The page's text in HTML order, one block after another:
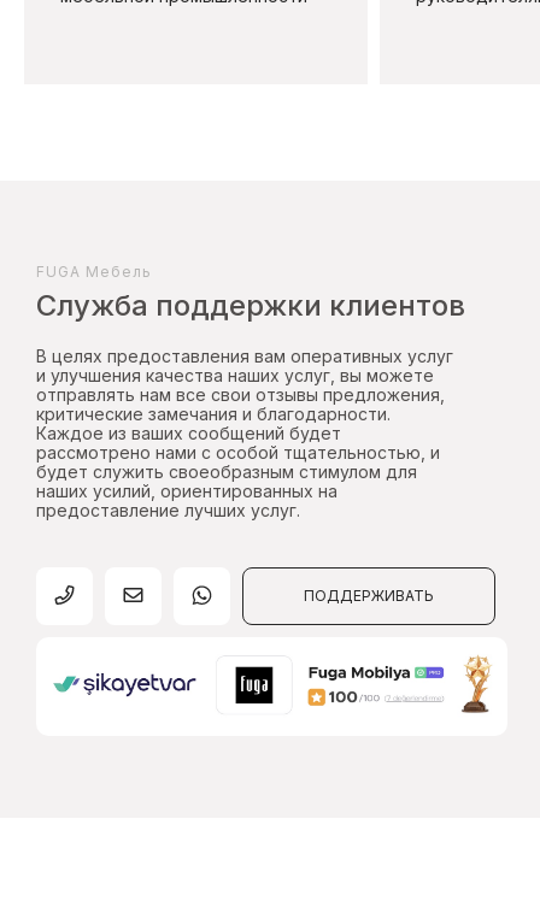
FUGA Mебель
Служба поддержки клиентов
В целях предоставления вам оперативных услуг
и улучшения качества наших услуг, вы можете
отправлять нам все свои отзывы предложения,
критические замечания и благодарности.
Каждое из ваших сообщений будет
рассмотрено нами с особой тщательностью, и
будет служить своеобразным стимулом для
наших усилий, ориентированных на
предоставление лучших услуг.
ПОДДЕРЖИВАТЬ